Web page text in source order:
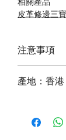
相關產品
皮革修邊三寶
注意事項
實物為準；
－ 植鞣皮革
產地：香港